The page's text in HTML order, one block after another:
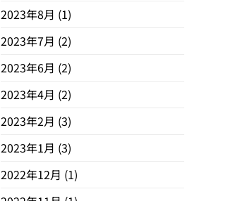
2023年8月 (1)
2023年7月 (2)
2023年6月 (2)
2023年4月 (2)
2023年2月 (3)
2023年1月 (3)
2022年12月 (1)